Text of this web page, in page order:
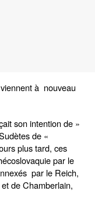
à nouveau
son intention de »
de «
plus tard, ces
par le
par le Reich,
de Chamberlain,